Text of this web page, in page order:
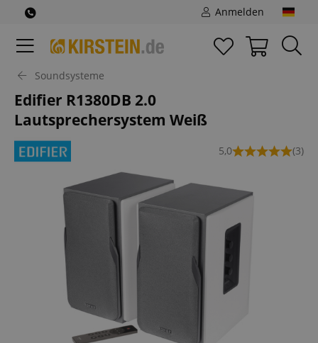
Anmelden
Soundsysteme
Edifier R1380DB 2.0
Lautsprechersystem Weiß
5,0 (3)